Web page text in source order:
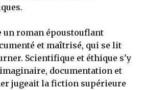
un roman époustouflant
et maîtrisé, qui se lit
Scientifique et éthique s'y
documentation et
jugeait la fiction supérieure